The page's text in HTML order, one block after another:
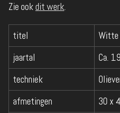
Zie ookdit werk.
titel
Witte
jaartal
Ca.
techniek
afmetingen
30 x